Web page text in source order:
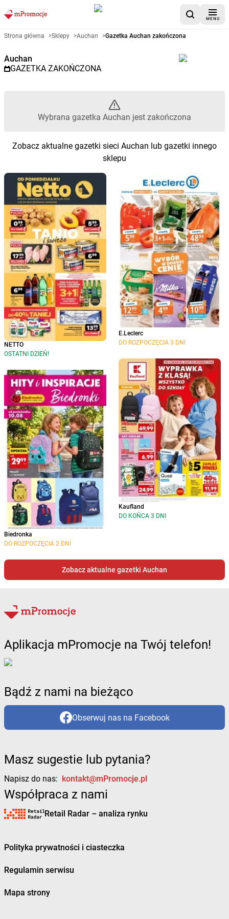
MENU
Gazetka promocyjna Auchan
Strona główna >Sklepy >Auchan >Gazetka Auchan zakończona
Auchan
GAZETKA ZAKOŃCZONA
Wybrana gazetka Auchan jest zakończona
Zobacz aktualne gazetki sieci Auchan lub gazetki innego
sklepu
NETTO
OSTATNI DZIEŃ!
Biedronka
DO ROZPOCZĘCIA 2 DNI
E.Leclerc
DO ROZPOCZĘCIA 3 DNI
Kaufland
DO KOŃCA 3 DNI
Zobacz aktualne gazetki Auchan
Aplikacja mPromocje na Twój telefon!
Bądź z nami na bieżąco
Obserwuj nas na Facebook
Masz sugestie lub pytania?
Napisz do nas: kontakt@mPromocje.pl
Współpraca z nami
Retail Radar – analiza rynku
Polityka prywatności i ciasteczka
Regulamin serwisu
Mapa strony